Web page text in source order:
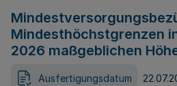
Mindesthöchstgrenzen
2026 maßgeblichen
Ausfertigungsdatum